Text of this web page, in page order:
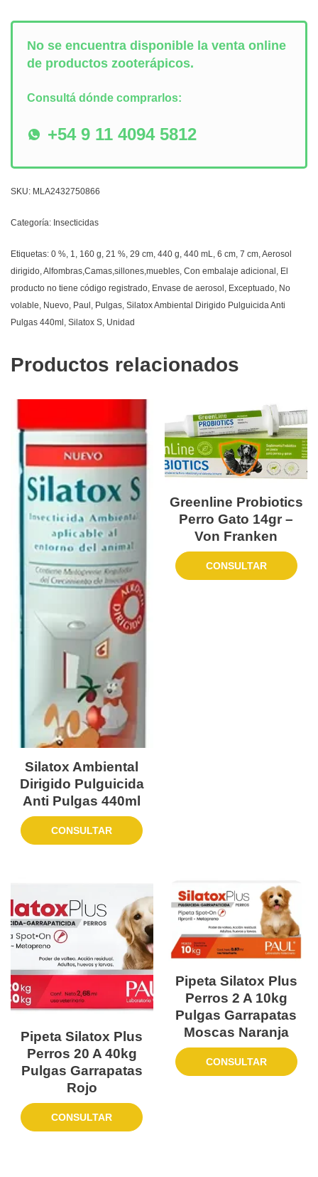
No se encuentra disponible la venta online
de productos zooterápicos.
Consultá dónde comprarlos:
+54 9 11 4094 5812
SKU: MLA2432750866
Categoría: Insecticidas
Etiquetas: 0 %, 1, 160 g, 21 %, 29 cm, 440 g, 440 mL, 6 cm, 7 cm,Aerosol
dirigido,Alfombras,Camas,sillones,muebles, Con embalaje adicional , El
producto no tiene código registrado, Envase de aerosol , Exceptuado, No
volable, Nuevo, Paul , Pulgas, Silatox Ambiental Dirigido Pulguicida Anti
Pulgas 440ml , Silatox S, Unidad
Productos relacionados
Silatox Ambiental
Dirigido Pulguicida
Anti Pulgas 440ml
CONSULTAR
Greenline Probiotics
Perro Gato 14gr –
Von Franken
CONSULTAR
Pipeta Silatox Plus
Perros 20 A 40kg
Pulgas Garrapatas
Rojo
CONSULTAR
Pipeta Silatox Plus
Perros 2 A 10kg
Pulgas Garrapatas
Moscas Naranja
CONSULTAR